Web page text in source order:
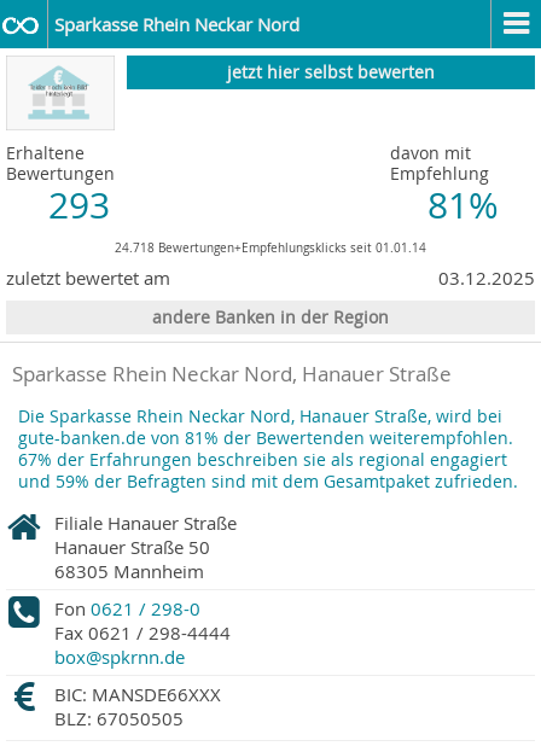
Sparkasse Rhein Neckar Nord
jetzt hier selbst bewerten
Erhaltene
Bewertungen
293
davon mit
Empfehlung
81%
24.718 Bewertungen+Empfehlungsklicks seit 01.01.14
zuletzt bewertet am 03.12.2025
andere Banken in der Region
Sparkasse Rhein Neckar Nord, Hanauer Straße
Die Sparkasse Rhein Neckar Nord, Hanauer Straße, wird bei
gute-banken.de von 81% der Bewertenden weiterempfohlen.
67% der Erfahrungen beschreiben sie als regional engagiert
und 59% der Befragten sind mit dem Gesamtpaket zufrieden.
Filiale Hanauer Straße
Hanauer Straße 50
68305 Mannheim
Fon 0621 / 298-0
Fax 0621 / 298-4444
box@spkrnn.de
BIC: MANSDE66XXX
BLZ: 67050505